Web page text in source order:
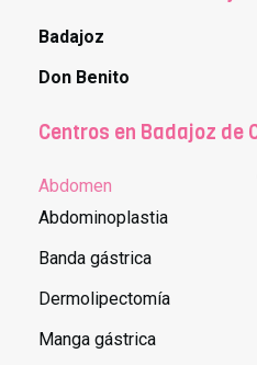
Badajoz
Don Benito
Centros en Badajoz de
Abdomen
Abdominoplastia
Banda gástrica
Dermolipectomía
Manga gástrica